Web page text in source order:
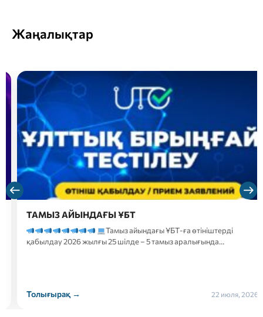
Жаңалықтар
ТАМЫЗ АЙЫНДАҒЫ ҰБТ
Тамыз айындағы ҰБТ-ға өтініштерді
қабылдау 2026 жылғы 25 шілде – 5 тамыз аралығында…
Толығырақ → 22 июля, 2026